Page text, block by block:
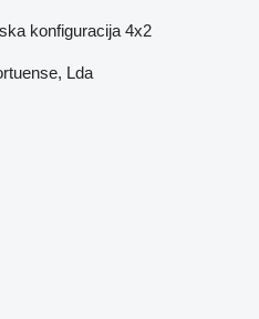
konfiguracija 4x2
Lda